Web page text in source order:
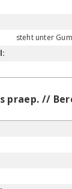
steht unter
praep. //